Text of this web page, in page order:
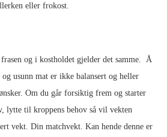
eller frokost.
frasen og i kostholdet gjelder det samme. Å
usunn mat er ikke balansert og heller
Om du går forsiktig frem og starter
lytte til kroppens behov så vil vekten
vekt. Din matchvekt. Kan hende denne er